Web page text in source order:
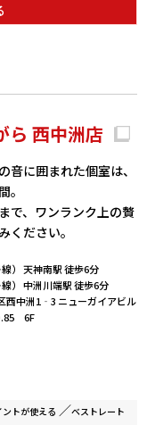
ら 西中洲店
音に囲まれた個室は、
。
で、ワンランク上の贅
ください。
） 天神南駅 徒歩6分
） 中洲川端駅 徒歩6分
西中洲1‐3 ニューガイアビル
6F
ントが使える ベストレート